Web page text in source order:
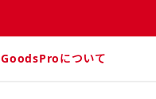
GoodsProについて